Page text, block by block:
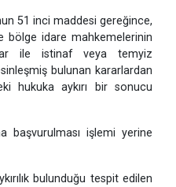
51 inci maddesi gereğince,
bölge idare mahkemelerinin
ile istinaf veya temyiz
bulunan kararlardan
hukuka aykırı bir sonucu
başvurulması işlemi yerine
bulunduğu tespit edilen